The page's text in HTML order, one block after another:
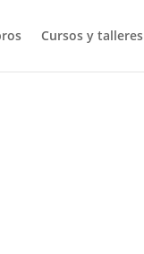
Cursos y talleres